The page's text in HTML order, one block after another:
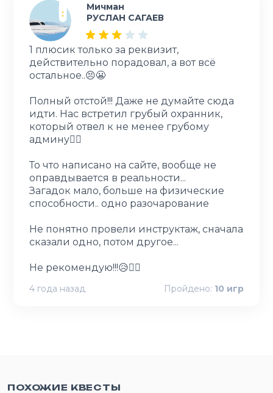
Мичман
РУСЛАН САГАЕВ
1 плюсик только за реквизит,
действительно порадовал, а вот всё
остальное..😣😬
Полный отстой!!! Даже не думайте сюда
идти. Нас встретил грубый охранник,
который отвел к не менее грубому
админу😵‍💫
То что написано на сайте, вообще не
оправдывается в реальности...
Загадок мало, больше на физические
способности.. одно разочарование
Не понятно провели инструктаж, сначала
сказали одно, потом другое...
4 года назад Пройдено: 10 игр
ПОХОЖИЕ КВЕСТЫ